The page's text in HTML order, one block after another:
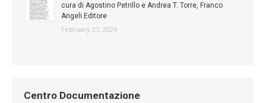
cura di Agostino Petrillo e Andrea T. Torre, Franco
Angeli Editore
February 27, 2024
Centro Documentazione